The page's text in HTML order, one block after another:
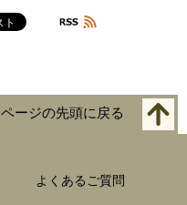
ページの先頭に戻る
よくあるご質問